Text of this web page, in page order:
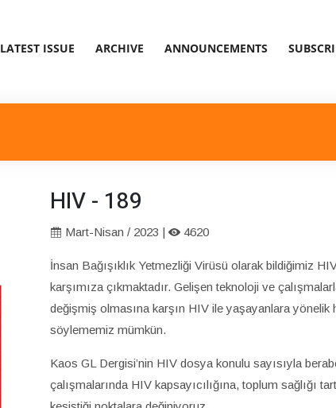
LATEST ISSUE ARCHIVE ANNOUNCEMENTS
HIV - 189
Mart-Nisan / 2023 | 4620
İnsan Bağışıklık Yetmezliği Virüsü olarak bildiğimiz
karşımıza çıkmaktadır. Gelişen teknoloji ve
değişmiş olmasına karşın HIV ile yaşayanlara
söylememiz mümkün.
Kaos GL Dergisi’nin HIV dosya konulu sayısıyla
çalışmalarında HIV kapsayıcılığına, toplum sağlığı